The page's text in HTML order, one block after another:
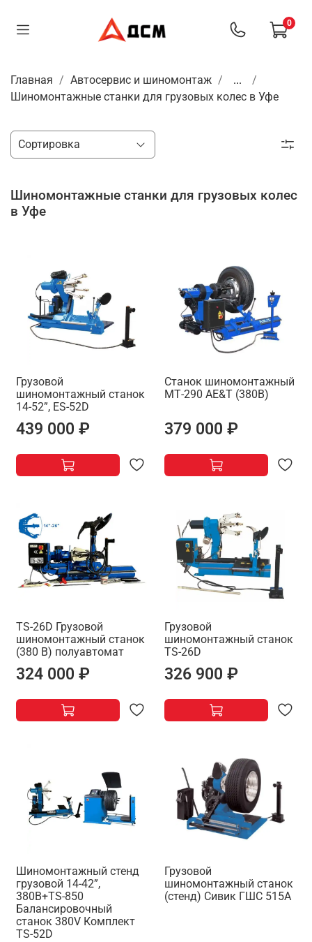
0
Главная Автосервис и шиномонтаж
...
Шиномонтажные станки для грузовых колес в Уфе
Шиномонтажные станки для грузовых колес
в Уфе
Грузовой
шиномонтажный станок
14-52”, ES-52D
439 000 ₽
Станок шиномонтажный
МТ-290 AE&T (380В)
379 000 ₽
TS-26D Грузовой
шиномонтажный станок
(380 В) полуавтомат
324 000 ₽
Грузовой
шиномонтажный станок
TS-26D
326 900 ₽
Шиномонтажный стенд
грузовой 14-42”,
380В+TS-850
Балансировочный
станок 380V Комплект
TS-52D
Грузовой
шиномонтажный станок
(стенд) Сивик ГШС 515А